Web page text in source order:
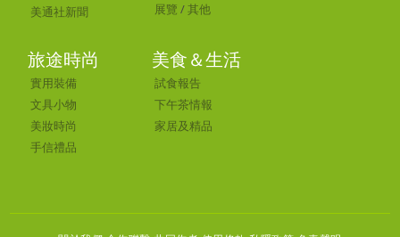
美通社新聞
展覽 /其他
旅途時尚
實用裝備
文具小物
美妝時尚
手信禮品
美食＆生活
試食報告
下午茶情報
家居及精品